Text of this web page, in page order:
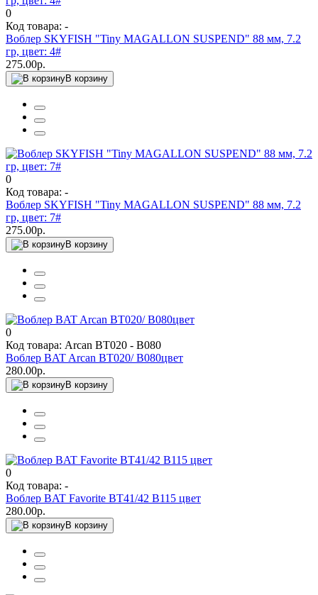
0
Код товара: -
Воблер SKYFISH "Tiny MAGALLON SUSPEND" 88 мм, 7.2
гр, цвет: 4#
275.00р.
В корзину
0
Код товара: -
Воблер SKYFISH "Tiny MAGALLON SUSPEND" 88 мм, 7.2
гр, цвет: 7#
275.00р.
В корзину
0
Код товара: Arcan ВТ020 - В080
Воблер BAT Arcan ВТ020/ В080цвет
280.00р.
В корзину
0
Код товара: -
Воблер BAT Favorite BT41/42 B115 цвет
280.00р.
В корзину